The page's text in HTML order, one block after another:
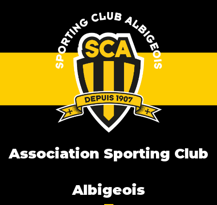
Association Sporting Club
Albigeois